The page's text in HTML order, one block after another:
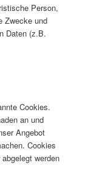
Person,
Zwecke und
Daten (z.B.
Cookies.
an und
Angebot
Cookies
werden